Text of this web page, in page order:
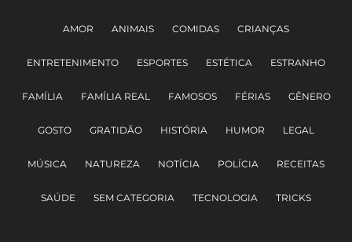
AMOR ANIMAIS COMIDAS CRIANÇAS
ENTRETENIMENTO ESPORTES ESTÉTICA ESTRANHO
FAMÍLIA FAMÍLIA REAL FAMOSOS FÉRIAS GÊNERO
GOSTO GRATIDÃO HISTÓRIA HUMOR LEGAL
MÚSICA NATUREZA NOTÍCIA POLÍCIA RECEITAS
SAÚDE SEM CATEGORIA TECNOLOGIA TRICKS